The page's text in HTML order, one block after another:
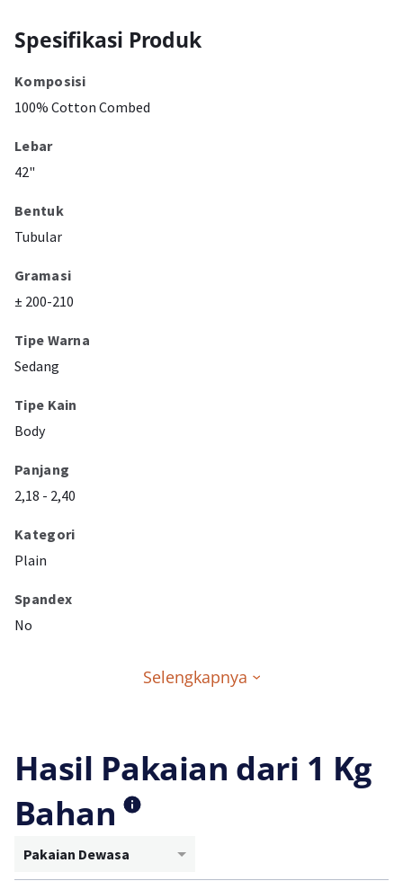
Spesifikasi Produk
Komposisi
100% Cotton Combed
Lebar
42"
Bentuk
Tubular
Gramasi
± 200-210
Tipe Warna
Sedang
Tipe Kain
Body
Panjang
2,18 - 2,40
Kategori
Plain
Spandex
No
Selengkapnya
Hasil Pakaian dari 1 Kg
Bahan
Pakaian Dewasa